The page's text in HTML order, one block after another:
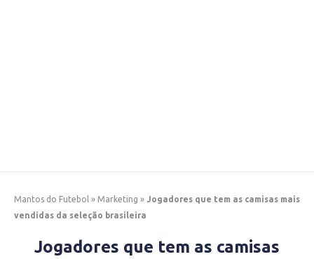
Mantos do Futebol » Marketing » Jogadores que tem as camisas mais
vendidas da seleção brasileira
Jogadores que tem as camisas